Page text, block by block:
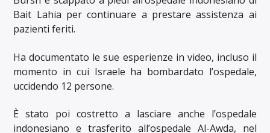
Bait Lahia per continuare a prestare assistenza ai
pazienti feriti.
Ha documentato le sue esperienze in video, incluso il
momento in cui Israele ha bombardato l’ospedale,
uccidendo 12 persone.
È stato poi costretto a lasciare anche l’ospedale
indonesiano e trasferito all’ospedale Al-Awda, nel